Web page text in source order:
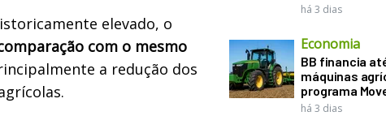
elevado, o
com o mesmo
a redução dos
há 3 dias
Economia
BB financia
máquinas
programa
há 3 dias